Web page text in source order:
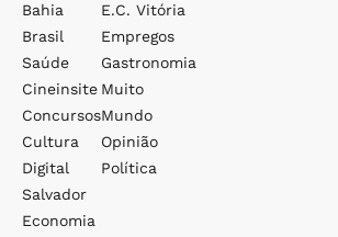
Bahia
Brasil
Saúde
Cineinsite
Concursos
Cultura
Digital
Salvador
Economia
E.c. Vitória
Empregos
Gastronomia
Muito
Mundo
Opinião
Política